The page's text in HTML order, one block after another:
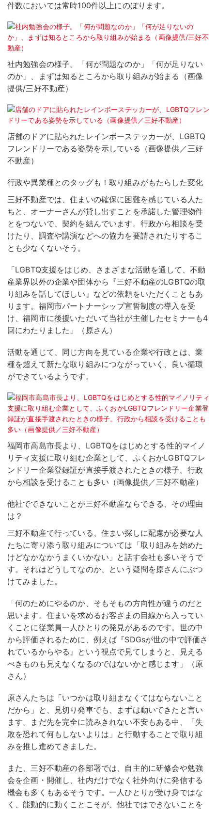
件数においては常時100件以上にのぼります。
社内勉強会の様子。「何が問題なのか」「何が足りない
のか」、まずは知るところから取り組みが始まる（画像
提供/三好不動産）
店舗のドアに貼られたレインボーステッカーが、LGBTQ
フレンドリーである姿勢を示している（画像提供／三好
不動産）
行政や異業種とのタッグも！取り組みがもたらした変化
三好不動産では、住まいの確保に困難を感じている人た
ちと、オーナーさんが貸し出すことを承諾した管理物件
とをつないで、契約を結んでいます。行政から相談を受
けたり、調査や講演などへの協力を要請されたりするこ
とも少なくないそう。
「LGBTQ支援をはじめ、さまざまな活動を通して、不動
産業界以外の企業や団体から『三好不動産のLGBTQの取
り組みを話してほしい』などの依頼をいただくこともあ
ります。福岡市パートナーシップ宣誓制度の導入を受
け、福岡市に後援いただいて当社が主催したセミナーも4
回にわたりました」（原さん）
活動を通じて、同じ方向を見ている企業や行政とは、業
種を超えて新たな取り組みにつながっていく、良い循環
ができているようです。
福岡市高島市長より、LGBTQをはじめとする性的マイノ
リティ支援に取り組む企業として、ふくおかLGBTQフレ
ンドリー企業登録証が直接手渡されたときの様子。行政
から相談を受けることも多い（画像提供／三好不動産）
他社でできないことが三好不動産ならできる、その理由
は？
三好不動産で行っている、住まい探しに配慮が必要な人
たちに寄り添う取り組みについては「取り組みを始めた
けどなかなかうまくいかない」と話す会社も多いそうで
す。それはどうしてなのか、という疑問を原さんにぶつ
けてみました。
「何のためにやるのか、そもそもの方向性が違うのだと
思います。住まいを求めるお客さまの目線から入ってい
くことに従業員一人ひとりの発見があるのです。世の中
から評価されるために、例えば『SDGsが世の中で評価さ
れているからやる』という視点で見てしまうと、見える
べきものも見えなくなるのではないかと感じます」（原
さん）
原さんたちは「いつかは取り組まなくてはならないこと
だから」と、見切り発車でも、まずは動いてきたと言い
ます。まだ先を完全に読みきれない不安もある中、「失
敗を恐れて何もしないよりは」と行動することで取り組
みを推し進めてきました。
また、三好不動産の各部署では、自主的に研修会や勉強
会を企画・開催し、社内だけでなく社外向けに発信する
機会も多くもあるそうです。一人ひとりが受け身ではな
く、能動的に動くことこそが、他社ではできないことを